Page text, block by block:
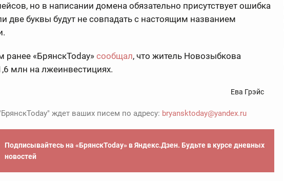
но в написании домена обязательно присутствует ошибка
две буквы будут не совпадать с настоящим названием
ранее «БрянскToday» сообщал, что житель Новозыбкова
млн на лжеинвестициях.
Ева Грэйс
ждет ваших писем по адресу: bryansktoday@yandex.ru
Подписывайтесь на «БрянскToday» в Яндекс.Дзен. Будьте в курсе дневных
новостей